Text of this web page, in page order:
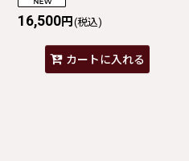
16,500円 (税込)
カートに入れる